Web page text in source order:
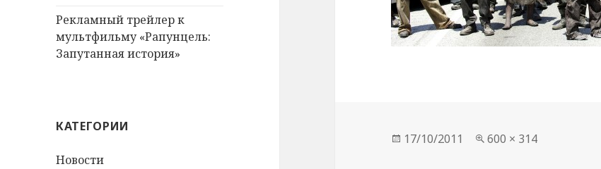
Рекламный трейлер к
мультфильму «Рапунцель:
Запутанная история»
КАТЕГОРИИ
Новости
Опубликовано
17/10/2011
Полный
600 × 314